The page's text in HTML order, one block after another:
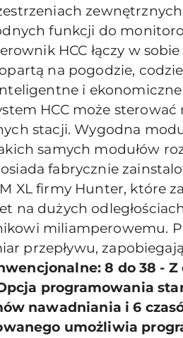
funkcji do
HCC łączy w
na pogodzie,
i
HCC może sterować
stacji. Wygodna
samych modułów
fabrycznie
XL firmy Hunter, które
na dużych
miliamperowemu.
przepływu,
8 do 38 -
programowania
nawadniania i 6
umożliwia